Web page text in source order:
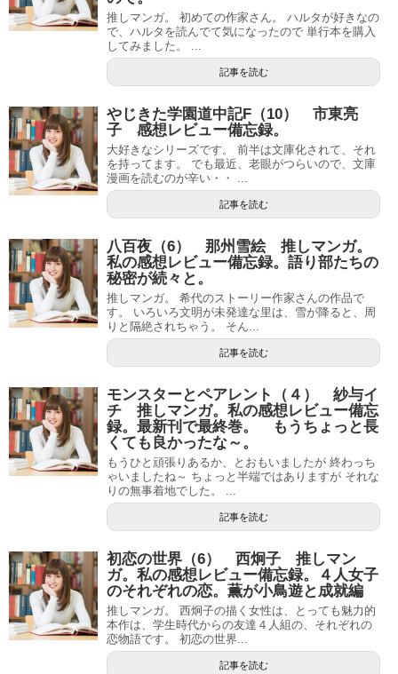
推しマンガ。 初めての作家さん。 ハルタが好きなの
で、ハルタを読んでて気になったので 単行本を購入
してみました。 ...
記事を読む
やじきた学園道中記F（10） 市東亮
子 感想レビュー備忘録。
大好きなシリーズです。 前半は文庫化されて、それ
を持ってます。 でも最近、老眼がつらいので、文庫
漫画を読むのが辛い・・ ...
記事を読む
八百夜（6） 那州雪絵 推しマンガ。
私の感想レビュー備忘録。語り部たちの
秘密が続々と。
推しマンガ。 希代のストーリー作家さんの作品で
す。 いろいろ文明が未発達な里は、雪が降ると、周
りと隔絶されちゃう。 そん...
記事を読む
モンスターとペアレント（４） 紗与イ
チ 推しマンガ。私の感想レビュー備忘
録。最新刊で最終巻。 もうちょっと長
くても良かったな～。
もうひと頑張りあるか、とおもいましたが 終わっち
ゃいましたね～ ちょっと半端ではありますが それな
りの無事着地でした。 ...
記事を読む
初恋の世界（6） 西炯子 推しマン
ガ。私の感想レビュー備忘録。４人女子
のそれぞれの恋。薫が小鳥遊と成就編
推しマンガ。 西炯子の描く女性は、とっても魅力的
本作は、学生時代からの友達４人組の、それぞれの
恋物語です。 初恋の世界...
記事を読む